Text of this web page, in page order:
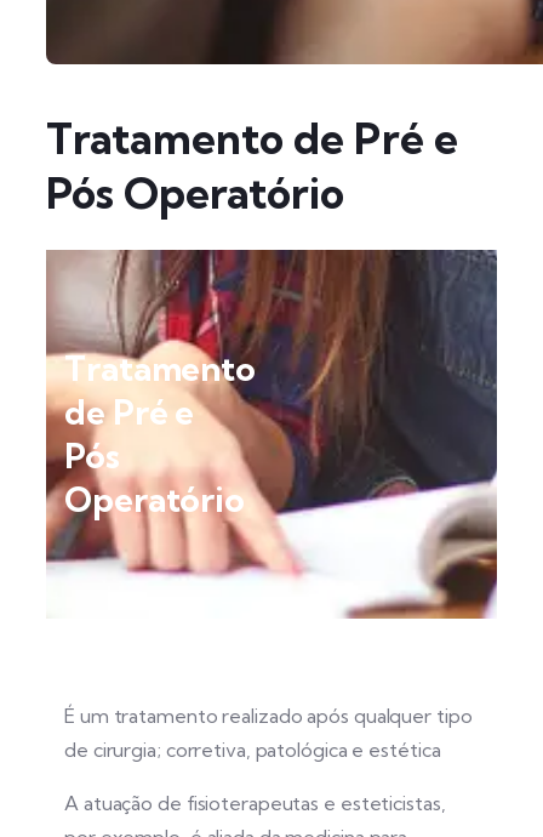
Tratamento de Pré e
Pós Operatório
Tratamento
de Pré e
Pós
Operatório
É um tratamento realizado após qualquer tipo
de cirurgia; corretiva, patológica e estética
A atuação de fisioterapeutas e esteticistas,